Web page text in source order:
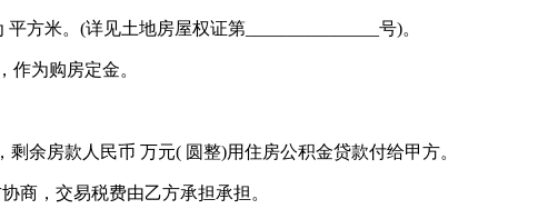
方米。(详见土地房屋权证第_______________号)。
作为购房定金。
余房款人民币 万元( 圆整)用住房公积金贷款付给甲方。
商，交易税费由乙方承担承担。